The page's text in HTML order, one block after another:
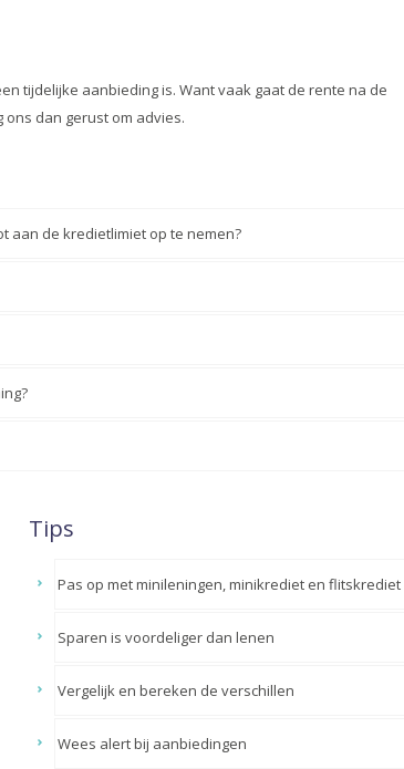
tijdelijke aanbieding is. Want vaak gaat de rente na de
dan gerust om advies.
aan de kredietlimiet op te nemen?
Tips
Pas op met minileningen, minikrediet en flitskrediet
Sparen is voordeliger dan lenen
Vergelijk en bereken de verschillen
Wees alert bij aanbiedingen